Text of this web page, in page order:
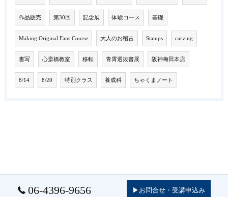
作品販売 第30回 記念展 体験コース 基礎
Making Original Fans Course 大人のお稽古 Stamps carving
書写 心斎橋教室 移転 青霄選抜書展 阪神梅田本店
8/14 8/20 特別クラス 養成科 ちゃくまノート
06-4396-9656 ▶お問合せ・受講申込み